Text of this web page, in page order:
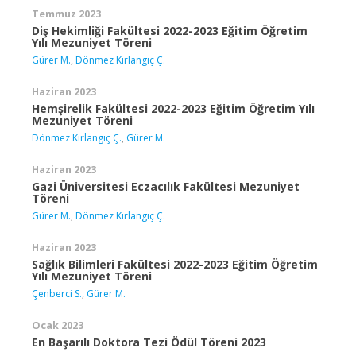
Temmuz 2023
Diş Hekimliği Fakültesi 2022-2023 Eğitim Öğretim
Yılı Mezuniyet Töreni
Gürer M., Dönmez Kırlangıç Ç.
Haziran 2023
Hemşirelik Fakültesi 2022-2023 Eğitim Öğretim Yılı
Mezuniyet Töreni
Dönmez Kırlangıç Ç., Gürer M.
Haziran 2023
Gazi Üniversitesi Eczacılık Fakültesi Mezuniyet
Töreni
Gürer M., Dönmez Kırlangıç Ç.
Haziran 2023
Sağlık Bilimleri Fakültesi 2022-2023 Eğitim Öğretim
Yılı Mezuniyet Töreni
Çenberci S., Gürer M.
Ocak 2023
En Başarılı Doktora Tezi Ödül Töreni 2023